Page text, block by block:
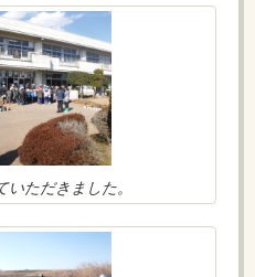
ただきました。